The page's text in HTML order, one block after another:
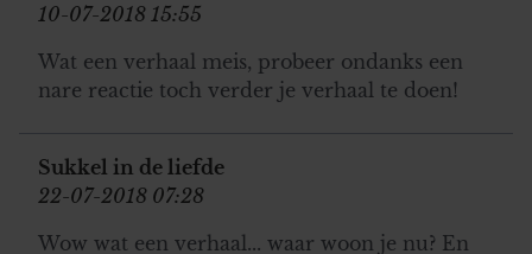
10-07-2018 15:55
Wat een verhaal meis, probeer ondanks een
nare reactie toch verder je verhaal te doen!
Sukkel in de liefde
22-07-2018 07:28
Wow wat een verhaal... waar woon je nu? En